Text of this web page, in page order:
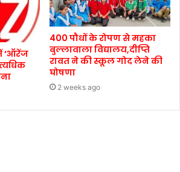
‘ऑरेंज
400 पौधों के रोपण से महका
बुल्लावाला विद्यालय,दीप्ति
रावत ने की स्कूल गोद लेने की
घोषणा
2 weeks ago